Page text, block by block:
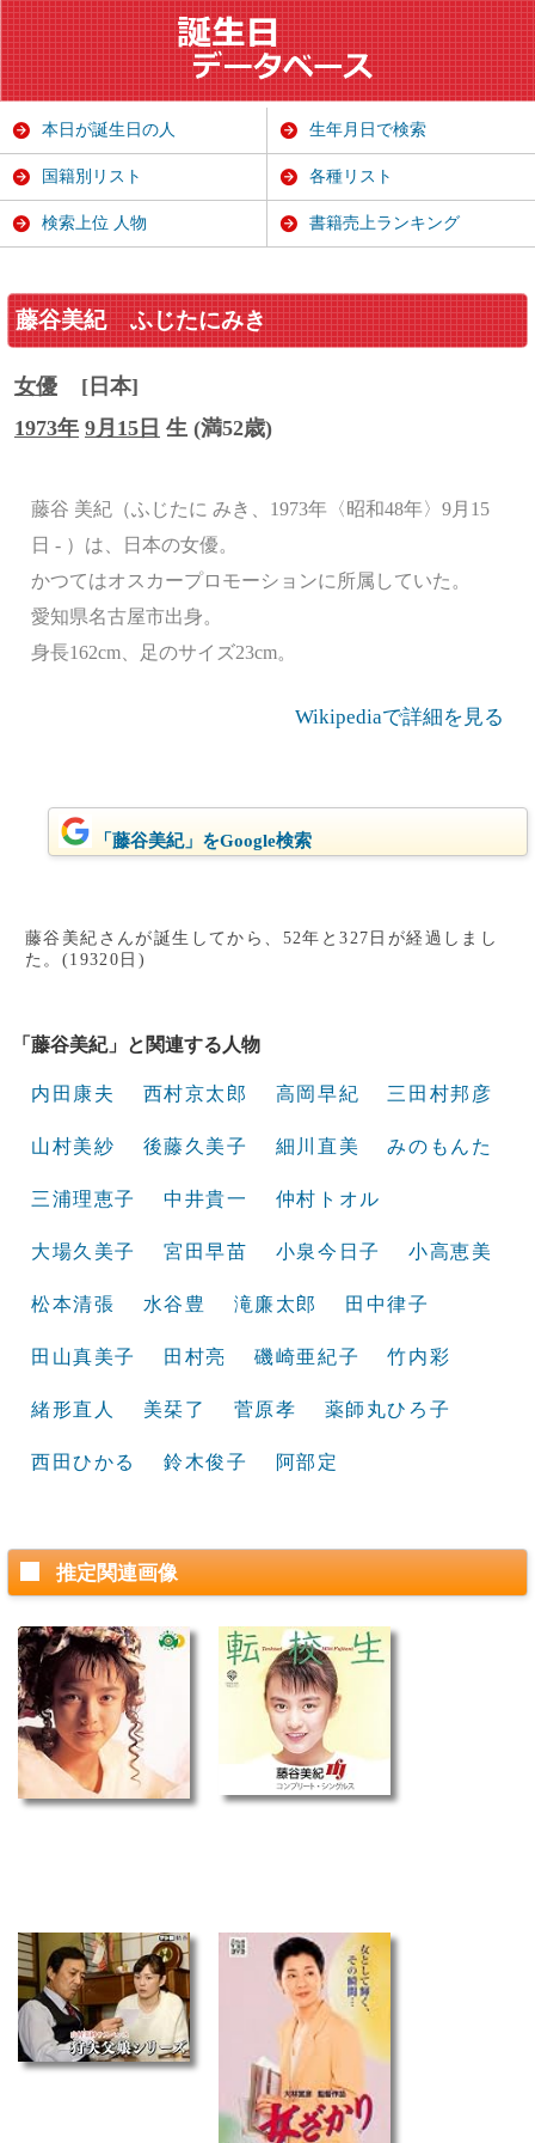
藤谷美紀 ふじたにみき
女優
[日本]
1973年 9月15日 生 (満52歳)
藤谷 美紀（ふじたに みき、1973年〈昭和48年〉9月15
日 - ）は、日本の女優。
かつてはオスカープロモーションに所属していた。
愛知県名古屋市出身。
身長162cm、足のサイズ23cm。
Wikipediaで詳細を見る
「藤谷美紀」をGoogle検索
藤谷美紀さんが誕生してから、52年と327日が経過しまし
た。(19320日)
「藤谷美紀」と関連する人物
内田康夫 西村京太郎 高岡早紀 三田村邦彦
山村美紗 後藤久美子 細川直美 みのもんた
三浦理恵子 中井貴一 仲村トオル
大場久美子 宮田早苗 小泉今日子 小高恵美
松本清張 水谷豊 滝廉太郎 田中律子
田山真美子 田村亮 磯崎亜紀子 竹内彩
緒形直人 美栞了 菅原孝 薬師丸ひろ子
西田ひかる 鈴木俊子 阿部定
推定関連画像
本日が誕生日の人 生年月日で検索
国籍別リスト 各種リスト
検索上位 人物 書籍売上ランキング